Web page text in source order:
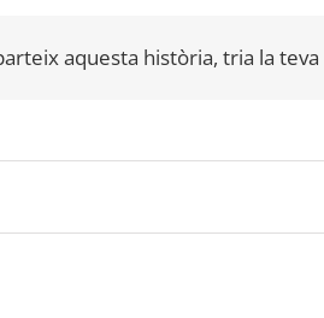
aquesta història, tria la